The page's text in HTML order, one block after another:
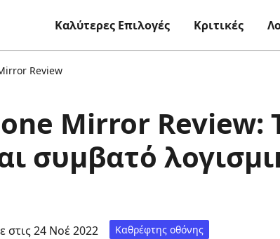
Καλύτερες Επιλογές Κριτικές
Review
Mirror Review:
συμβατό
στις 24 Νοέ 2022 Καθρέφτης οθόνης